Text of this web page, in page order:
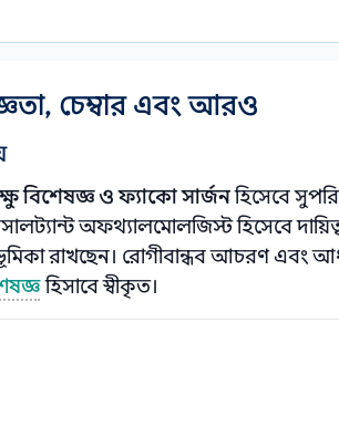
চেম্বার এবং আরও
বিশেষজ্ঞ ও ফ্যাকো সার্জনহিসেবে
অফথ্যালমোলজিস্ট হিসেবে
ভূমিকা রাখছেন। রোগীবান্ধব আচরণ এবং
হিসাবে স্বীকৃত।